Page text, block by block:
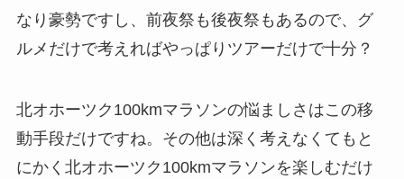
なり豪勢ですし、前夜祭も後夜祭もあるので、グ
ルメだけで考えればやっぱりツアーだけで十分？
北オホーツク100kmマラソンの悩ましさはこの移
動手段だけですね。その他は深く考えなくてもと
にかく北オホーツク100kmマラソンを楽しむだけ